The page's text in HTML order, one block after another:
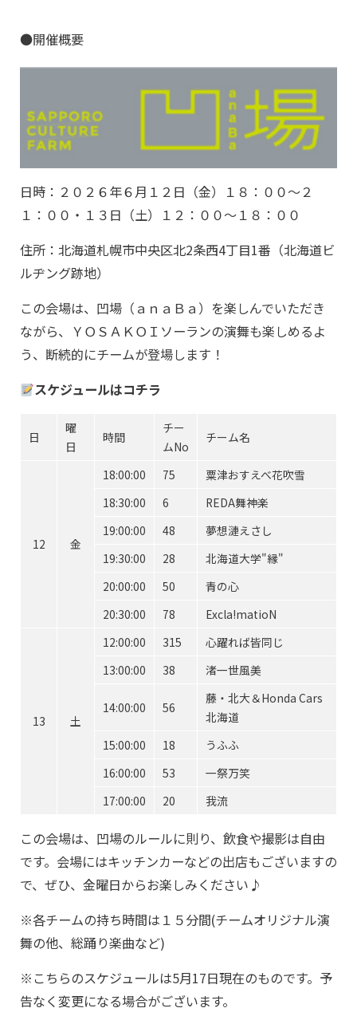
●開催概要
日時：２０２６年６月１２日（金）１８：００～２
１：００・１３日（土）１２：００～１８：００
住所：北海道札幌市中央区北2条⻄4丁⽬1番（北海道ビ
ルヂング跡地）
この会場は、凹場（ａｎａＢａ）を楽しんでいただき
ながら、ＹＯＳＡＫＯＩソーランの演舞も楽しめるよ
う、断続的にチームが登場します！
スケジュールはコチラ
日
曜
日
時間
チー
ムNo
チーム名
12 金
18:00:00 75
粟津おすえべ花吹雪
18:30:00
6
REDA舞神楽
19:00:00
48
夢想漣えさし
19:30:00
28
北海道大学"縁"
20:00:00
50
青の心
20:30:00
78 Excla!matioN
13 土
12:00:00 315
心躍れば皆同じ
13:00:00
38 渚一世風美
14:00:00 56
藤・北大＆Honda Cars
北海道
15:00:00
18
うふふ
16:00:00
53
一祭万笑
17:00:00
20 我流
この会場は、凹場のルールに則り、飲食や撮影は自由
です。会場にはキッチンカーなどの出店もございますの
で、ぜひ、金曜日からお楽しみください♪
※各チームの持ち時間は１５分間(チームオリジナル演
舞の他、総踊り楽曲など)
※こちらのスケジュールは5月17日現在のものです。予
告なく変更になる場合がございます。